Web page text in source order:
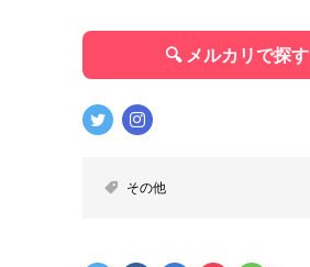
🔍 メルカリで探す
その他